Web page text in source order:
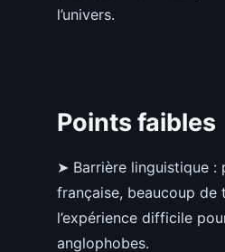
l’univers.
Points faibles
➤ Barrière linguistique :
française, beaucoup de
l’expérience difficile
anglophobes.